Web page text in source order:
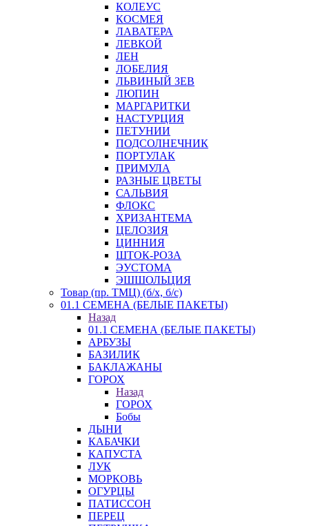
КОЛЕУС
КОСМЕЯ
ЛАВАТЕРА
ЛЕВКОЙ
ЛЕН
ЛОБЕЛИЯ
ЛЬВИНЫЙ ЗЕВ
ЛЮПИН
МАРГАРИТКИ
НАСТУРЦИЯ
ПЕТУНИИ
ПОДСОЛНЕЧНИК
ПОРТУЛАК
ПРИМУЛА
РАЗНЫЕ ЦВЕТЫ
САЛЬВИЯ
ФЛОКС
ХРИЗАНТЕМА
ЦЕЛОЗИЯ
ЦИННИЯ
ШТОК-РОЗА
ЭУСТОМА
ЭШШОЛЬЦИЯ
Товар (пр. ТМЦ) (б/х, б/с)
01.1 СЕМЕНА (БЕЛЫЕ ПАКЕТЫ)
Назад
01.1 СЕМЕНА (БЕЛЫЕ ПАКЕТЫ)
АРБУЗЫ
БАЗИЛИК
БАКЛАЖАНЫ
ГОРОХ
Назад
ГОРОХ
Бобы
ДЫНИ
КАБАЧКИ
КАПУСТА
ЛУК
МОРКОВЬ
ОГУРЦЫ
ПАТИССОН
ПЕРЕЦ